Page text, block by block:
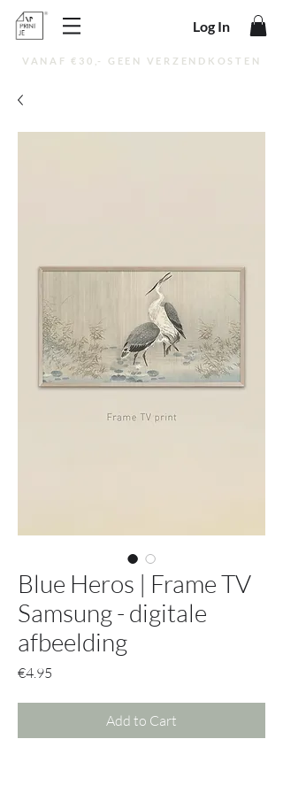
Log In
VANAF €30,- GEEN VERZENDKOSTEN
Blue Heros | Frame TV
Samsung - digitale
afbeelding
€4.95
Add to Cart